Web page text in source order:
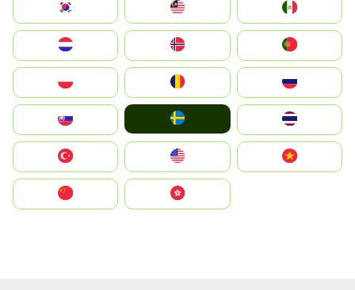
South Korea
United States
中國香港特別行政區